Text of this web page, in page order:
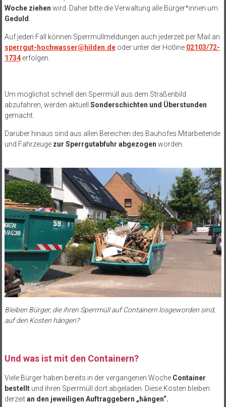
Woche ziehen wird. Daher bitte die Verwaltung alle Bürger*innen um
Geduld
Auf jeden Fall können Sperrmüllmeldungen auch jederzeit per Mail an
sperrgut-hochwasser@hilden.deoder unter der Hotline 02103/72-
1734erfolgen.
Um möglichst schnell den Sperrmüll aus dem Straßenbild
abzufahren, werden aktuell Sonderschichten und Überstunden
gemacht.
Darüber hinaus sind aus allen Bereichen des Bauhofes Mitarbeitende
und Fahrzeuge zur Sperrgutabfuhr abgezogen worden.
Bleiben Bürger, die ihren Sperrmüll auf Containern losgeworden sind,
auf den Kosten hängen?
Und was ist mit den Containern?
Viele Bürger haben bereits in der vergangenen Woche Container
bestelltund ihren Sperrmüll dort abgeladen. Diese Kosten bleiben
derzeitan den jeweiligen Auftraggebern „hängen“.